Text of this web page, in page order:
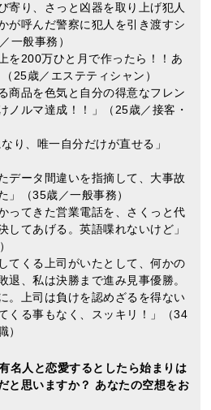
寄り、さっと凶器を取り上げ犯人
が呼んだ警察に犯人を引き渡すシ
一般事務）
を200万ひと月で作ったら！！あ
25歳／エステティシャン）
商品を色気と自分の得意なフレン
ノルマ達成！！」（25歳／接客・
り、唯一自分だけが直せる」
データ間違いを指摘して、大事故
」（35歳／一般事務）
ってきた営業電話を、さくっと代
してあげる。英語喋れないけど」
てくる上司がいたとして、何かの
退、私は決勝まで進み見事優勝。
。上司は負けを認めざるを得ない
くる事もなく、スッキリ！」（34
）
名人と恋愛するとしたら始まりは
と思いますか？ あなたの空想をお